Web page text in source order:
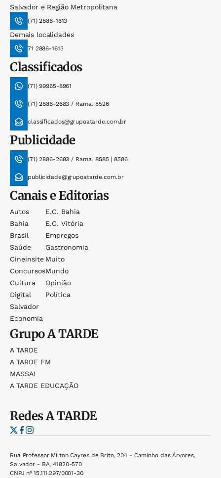
Salvador e Região Metropolitana
(71) 2886-1613
Demais localidades
71 2886-1613
Classificados
(71) 99965-8961
(71) 2886-2683 / Ramal 8526
classificados@grupoatarde.com.br
Publicidade
(71) 2886-2683 / Ramal 8585 | 8586
publicidade@grupoatarde.com.br
Canais e Editorias
Autos
Bahia
Brasil
Saúde
Cineinsite
Concursos
Cultura
Digital
Salvador
Economia
E.c. Bahia
E.c. Vitória
Empregos
Gastronomia
Muito
Mundo
Opinião
Política
GrupoA TARDE
A TARDE
A TARDE FM
MASSA!
A TARDE EDUCAÇÃO
RedesA TARDE
Rua Professor Milton Cayres de Brito, 204 - Caminho das Árvores,
Salvador - BA, 41820-570
CNPJ nº 15.111.297/0001-30